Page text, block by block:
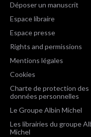
Déposer un manuscrit
Espace libraire
Espace presse
Rights and permissions
Mentions légales
Cookies
Charte de protection des
données personnelles
Le Groupe Albin Michel
Les librairies du groupe
Michel